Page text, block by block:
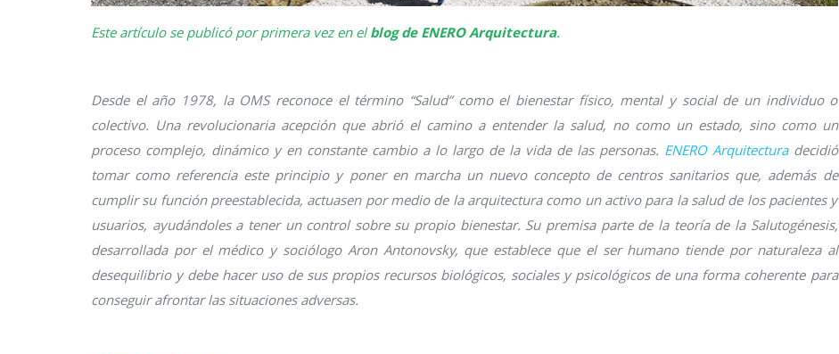
Este artículo se publicó por primera vez en elblog de ENERO Arquitectura.
Desde el año 1978, la OMS reconoce el término “Salud” como el bienestar físico, mental y social de un individuo o
colectivo. Una revolucionaria acepción que abrió el camino a entender la salud, no como un estado, sino como un
proceso complejo, dinámico y en constante cambio a lo largo de la vida de las personas. ENERO Arquitecturadecidió
tomar como referencia este principio y poner en marcha un nuevo concepto de centros sanitarios que, además de
cumplir su función preestablecida, actuasen por medio de la arquitectura como un activo para la salud de los pacientes y
usuarios, ayudándoles a tener un control sobre su propio bienestar. Su premisa parte de la teoría de la Salutogénesis,
desarrollada por el médico y sociólogo Aron Antonovsky, que establece que el ser humano tiende por naturaleza al
desequilibrio y debe hacer uso de sus propios recursos biológicos, sociales y psicológicos de una forma coherente para
conseguir afrontar las situaciones adversas.